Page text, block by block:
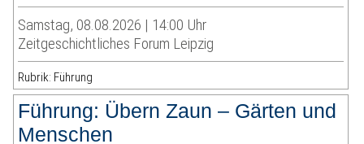
Samstag, 08.08.2026 | 14:00 Uhr
Zeitgeschichtliches Forum Leipzig
Rubrik: Führung
Führung: Übern Zaun – Gärten und
Menschen